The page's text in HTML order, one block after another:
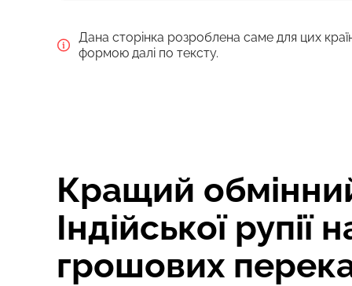
Сплатити банківським переказом
Дана сторінка розроблена саме для цих
формою далі по тексту.
Кращий
Індійської
грошових